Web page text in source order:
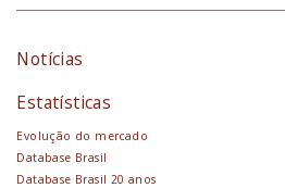
Notícias
Estatísticas
Evolução do mercado
Database Brasil
Database Brasil 20 anos